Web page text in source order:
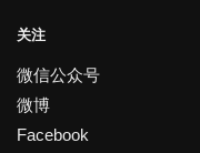
关注
微信公众号
微博
Facebook